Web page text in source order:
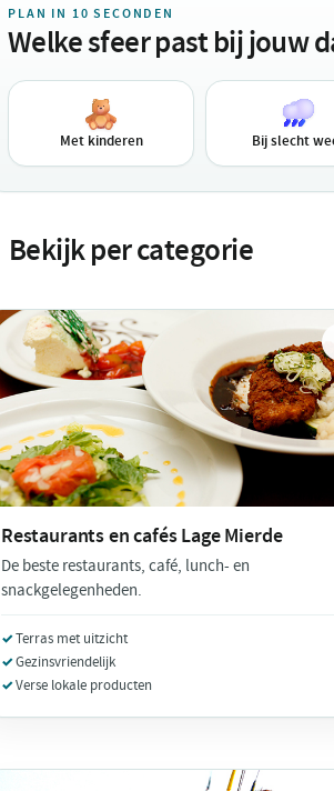
PLAN IN 10 SECONDEN
Welke sfeer past bij jouw
Met kinderen Bij slecht
Bekijk per categorie
Restaurants en cafésLage Mierde
De beste restaurants, café, lunch- en
snackgelegenheden.
Terras met uitzicht
Gezinsvriendelijk
Verse lokale producten